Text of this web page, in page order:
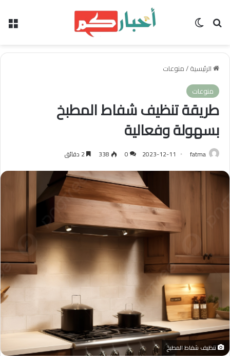
بحث عن الوضع المظلم
الرئيسية/منوعات
منوعات
طريقة تنظيف شفاط المطبخ
بسهولة وفعالية
fatma
2023-12-11
0
338
تنظيف شفاط المطبخ